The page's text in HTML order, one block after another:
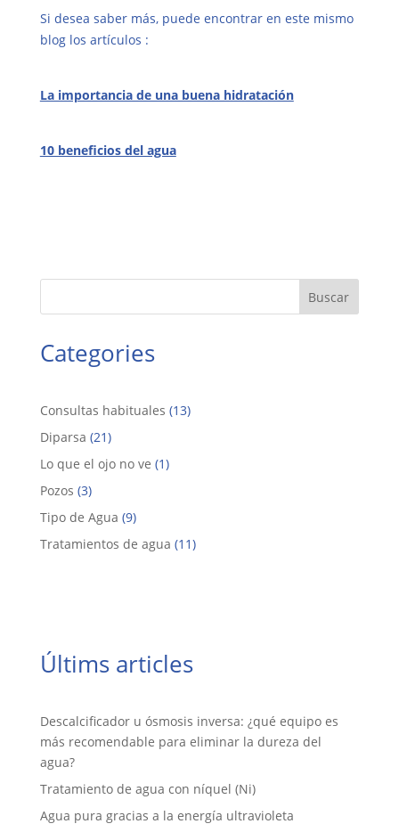
Si desea saber más, puede encontrar en este mismo
blog los artículos :
La importancia de una buena hidratación
10 beneficios del agua
Buscar
Categories
Consultas habituales (13)
Diparsa (21)
Lo que el ojo no ve (1)
Pozos (3)
Tipo de Agua (9)
Tratamientos de agua (11)
Últims articles
Descalcificador u ósmosis inversa: ¿qué equipo es
más recomendable para eliminar la dureza del
agua?
Tratamiento de agua con níquel (Ni)
Agua pura gracias a la energía ultravioleta